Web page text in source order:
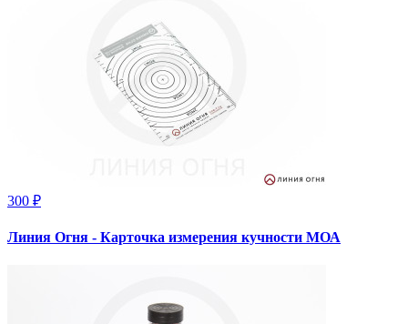
300 ₽
Линия Огня - Карточка измерения кучности МОА